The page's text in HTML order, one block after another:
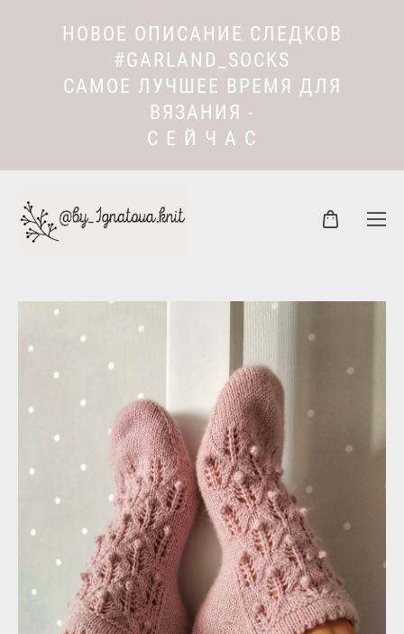
НОВОЕ ОПИСАНИЕ СЛЕДКОВ
#GARLAND_SOCKS
САМОЕ ЛУЧШЕЕ ВРЕМЯ ДЛЯ
ВЯЗАНИЯ -
С Е Й Ч А С